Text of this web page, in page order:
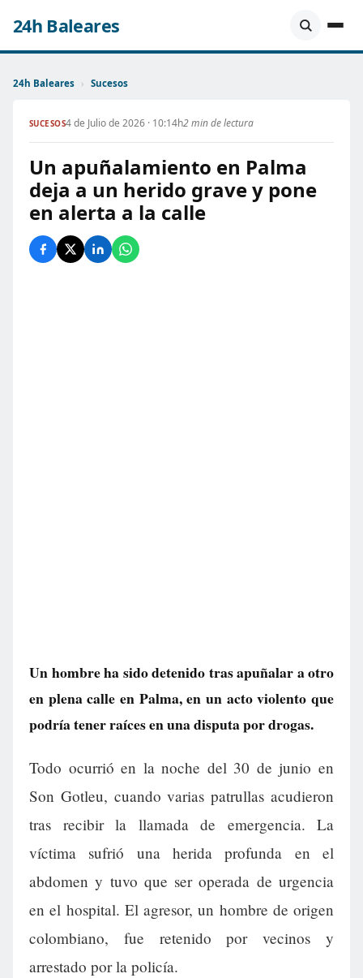
24h Baleares
24h Baleares › Sucesos
SUCESOS4 de Julio de 2026 · 10:14h2 min de lectura
Un apuñalamiento en Palma
deja a un herido grave y pone
en alerta a la calle
Un hombre ha sido detenido tras apuñalar a otro
en plena calle en Palma, en un acto violento que
podría tener raíces en una disputa por drogas.
Todo ocurrió en la noche del 30 de junio en
Son Gotleu, cuando varias patrullas acudieron
tras recibir la llamada de emergencia. La
víctima sufrió una herida profunda en el
abdomen y tuvo que ser operada de urgencia
en el hospital. El agresor, un hombre de origen
colombiano, fue retenido por vecinos y
arrestado por la policía.